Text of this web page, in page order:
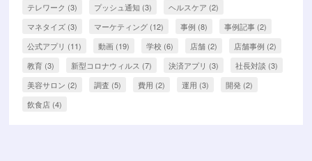
テレワーク (3) プッシュ通知 (3) ヘルスケア (2)
マネタイズ (3) マーケティング (12) 事例 (8) 事例記事 (2)
公式アプリ (11) 動画 (19) 学校 (6) 店舗 (2) 店舗事例 (2)
教育 (3) 新型コロナウィルス (7) 決済アプリ (3) 社長対談 (3)
美容サロン (2) 調査 (5) 費用 (2) 運用 (3) 開発 (2)
飲食店 (4)